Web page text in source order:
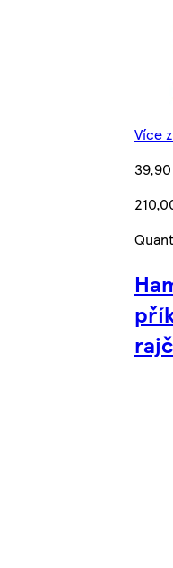
Více